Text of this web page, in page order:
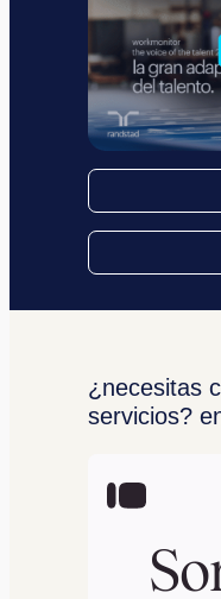
¿necesitas
servicios?